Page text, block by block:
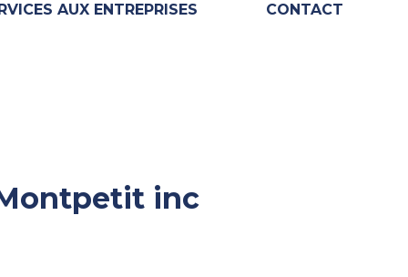
AUX ENTREPRISES CONTACT
inc